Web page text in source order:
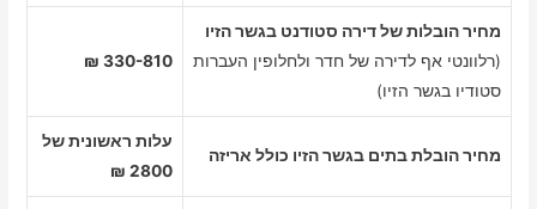
מחיר הובלות של דירה סטודנט בגשר הזיו
(רלוונטי אף לדירה של חדר ולחלופין העברות
סטודיו בגשר הזיו)
330-810 ₪
מחיר הובלת בתים בגשר הזיו כולל אריזה
עלות ראשונית של
2800 ₪